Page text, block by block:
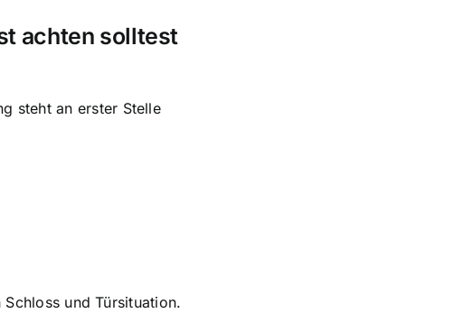
achten solltest
steht an erster Stelle
und Türsituation.